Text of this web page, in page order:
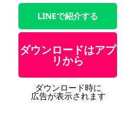
LINEで紹介する
ダウンロードはアプ
リから
ダウンロード時に
広告が表示されます